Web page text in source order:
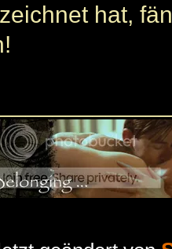
hat,